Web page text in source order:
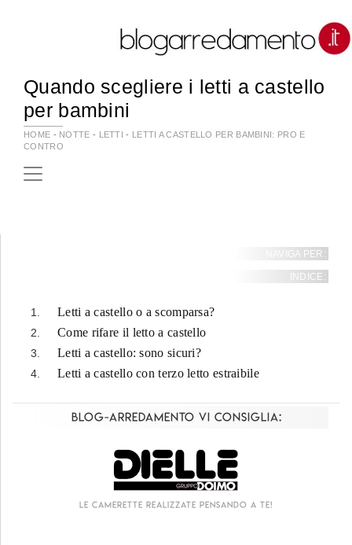
Quando scegliere i letti a castello
per bambini
HOME - NOTTE - LETTI - LETTI A CASTELLO PER BAMBINI: PRO E
CONTRO
NAVIGA PER:
INDICE:
Letti a castello o a scomparsa?
Come rifare il letto a castello
Letti a castello: sono sicuri?
Letti a castello con terzo letto estraibile
Blog-Arredamento vi consiglia:
Le camerette realizzate pensando a te!